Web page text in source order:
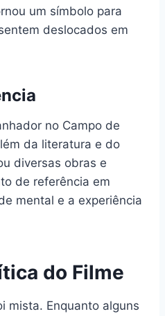
um símbolo para
deslocados em
no Campo de
da literatura e do
diversas obras e
de referência em
mental e a experiência
do Filme
mista. Enquanto alguns